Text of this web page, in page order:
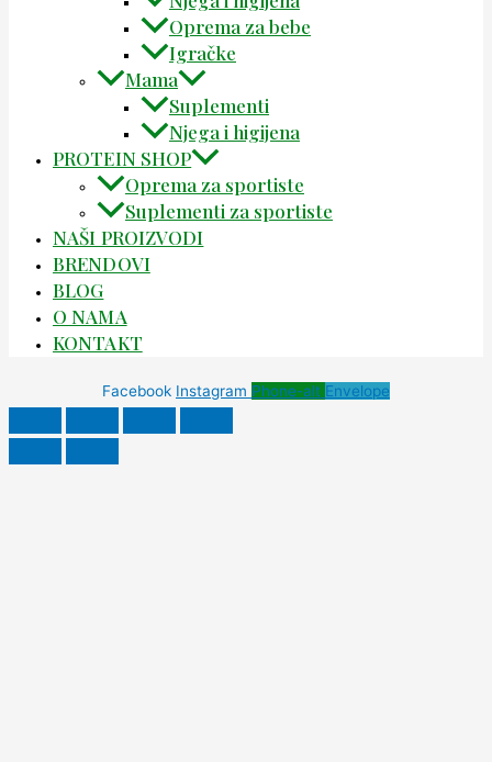
Oprema za bebe
Igračke
Mama
Suplementi
Njega i higijena
PROTEIN SHOP
Oprema za sportiste
Suplementi za sportiste
NAŠI PROIZVODI
BRENDOVI
BLOG
O NAMA
KONTAKT
Facebook Instagram Phone-alt Envelope